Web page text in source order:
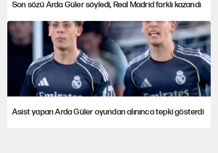
Son sözü Arda Güler söyledi, Real Madrid farklı kazandı
Asist yapan Arda Güler oyundan alınınca tepki gösterdi